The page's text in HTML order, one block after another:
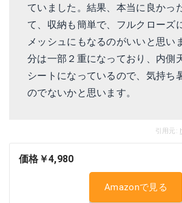
ていました。結果、本当に良かっ
て、収納も簡単で、フルクローズ
メッシュにもなるのがいいと思い
分は一部２重になっており、内側
シートになっているので、気持ち
のでないかと思います。
引用元:
価格￥4,980
Amazonで見る